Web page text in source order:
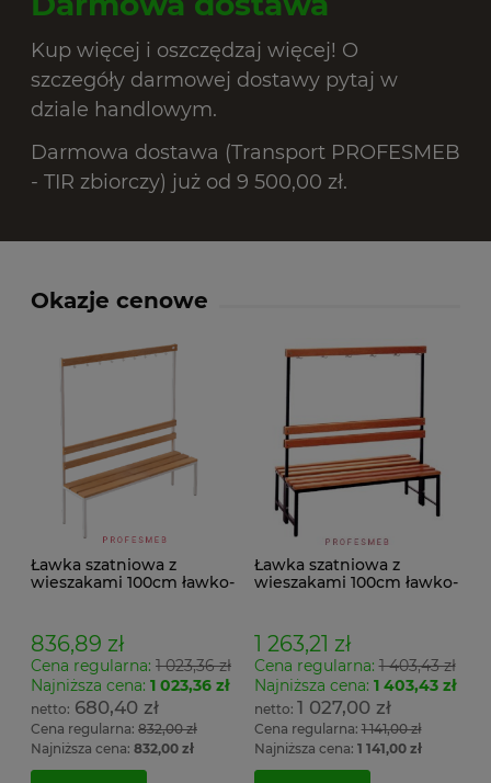
Kup więcej i oszczędzaj więcej! O
szczegóły darmowej dostawy pytaj w
dziale handlowym.
Darmowa dostawa (Transport PROFESMEB
- TIR zbiorczy) już od 9 500,00 zł.
Okazje cenowe
Ławka szatniowa z
wieszakami 100cm ławko-
836,89 zł
Cena regularna: 1 023,36 zł
Najniższa cena: 1 023,36 zł
680,40 zł
Cena regularna: 832,00 zł
Najniższa cena: 832,00 zł
Ławka szatniowa z
wieszakami 100cm ławko-
1 263,21 zł
Cena regularna:1 403,43 zł
Najniższa cena: 1 403,43 zł
1 027,00 zł
Cena regularna:1 141,00 zł
Najniższa cena: 1 141,00 zł